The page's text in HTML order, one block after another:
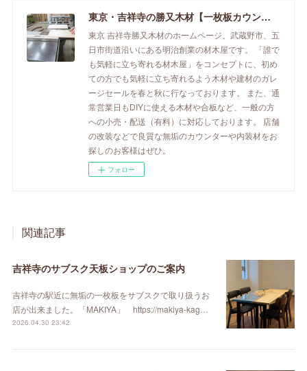
東京・吉祥寺の勝又木材【一枚板カウンター】
東京 吉祥寺勝又木材のホームページ。武蔵野市、五
日市街道沿いにある明治創業の材木屋です。 「誰で
も気軽に立ち寄れる材木屋」をコンセプトに、初め
ての方でも気軽に立ち寄れるよう木材や建材のガレ
ージセールを春と秋に行なっております。 また、通
常営業日もDIYに使える木材や合板など、一般の方
への小売・配送（有料）に対応しております。 店舗
の改装などで良質な無垢のカウンターや内装材をお
探しのお客様はぜひ。
フォロー
関連記事
吉祥寺のサブスク天板ショップのご案内
吉祥寺の駅近に無垢の一枚板をサブスクで取り扱うお
店が出来ました。「MAKIYA」 https://makiya-kag…
2026.04.30 23:42